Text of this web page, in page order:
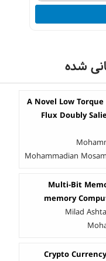
شده
A Novel Low
Flux Doubly
Mohammadian
Multi-Bit
memory
Milad
Crypto